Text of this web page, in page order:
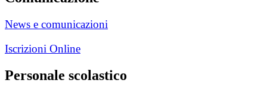
News e comunicazioni
Iscrizioni Online
Personale scolastico